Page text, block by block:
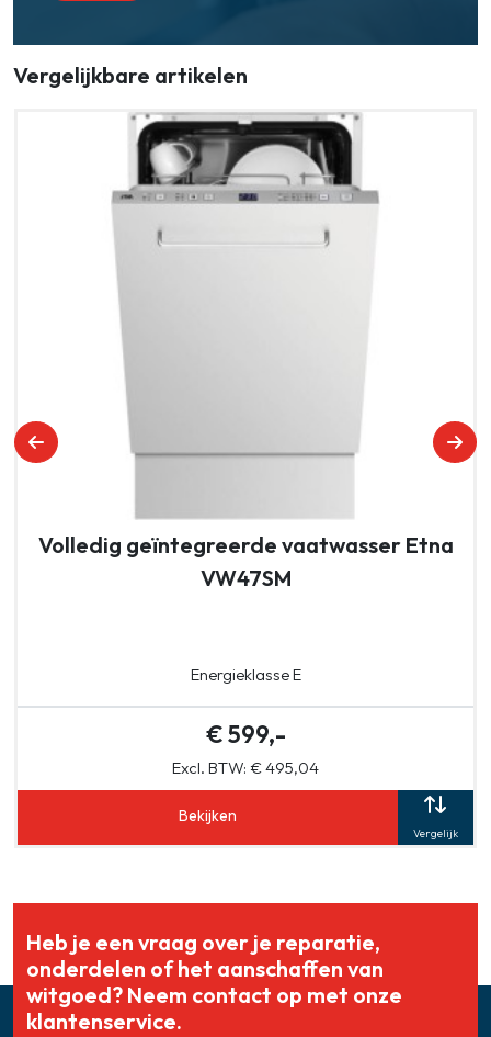
Vergelijkbare artikelen
Volledig geïntegreerde vaatwasser Etna
VW47SM
Energieklasse E
€ 599,-
Excl. BTW: € 495,04
Bekijken
Vergelijk
Heb je een vraag over je reparatie,
onderdelen of het aanschaffen van
witgoed? Neem contact op met onze
klantenservice.